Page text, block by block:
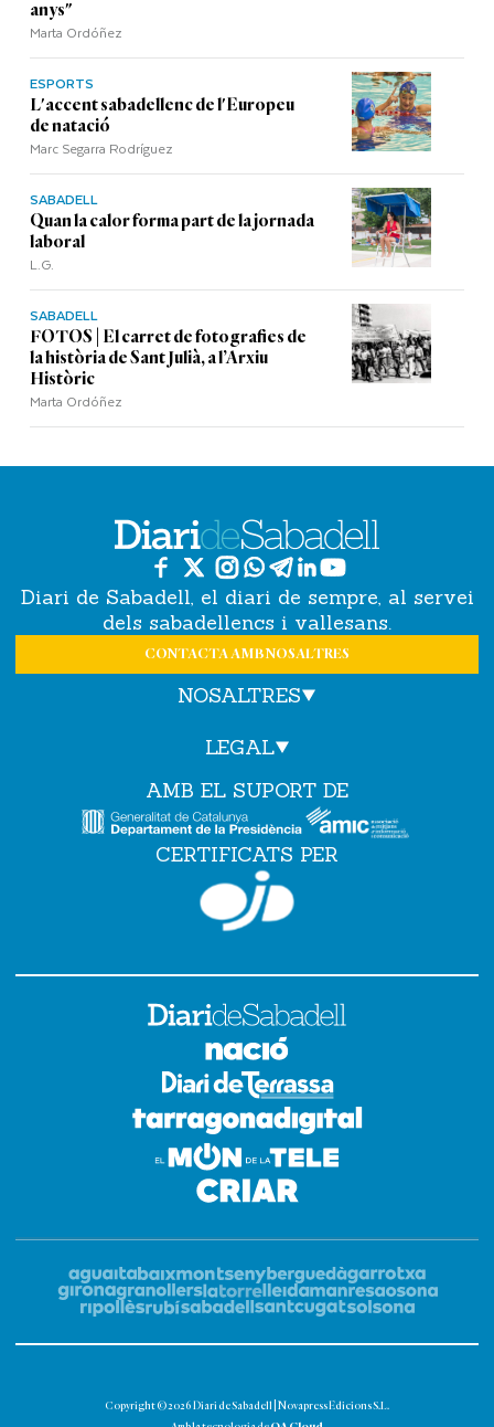
anys"
Marta Ordóñez
ESPORTS
L'accent sabadellenc de l'Europeu
de natació
Marc Segarra Rodríguez
SABADELL
Quan la calor forma part de la jornada
laboral
L.G.
SABADELL
FOTOS | El carret de fotografies de
la història de Sant Julià, a l’Arxiu
Històric
Marta Ordóñez
Diari de Sabadell, el diari de sempre, al servei
dels sabadellencs i vallesans.
CONTACTA AMB NOSALTRES
NOSALTRES
LEGAL
AMB EL SUPORT DE
CERTIFICATS PER
Copyright © 2026 Diari de Sabadell | Novapress Edicions S.L.